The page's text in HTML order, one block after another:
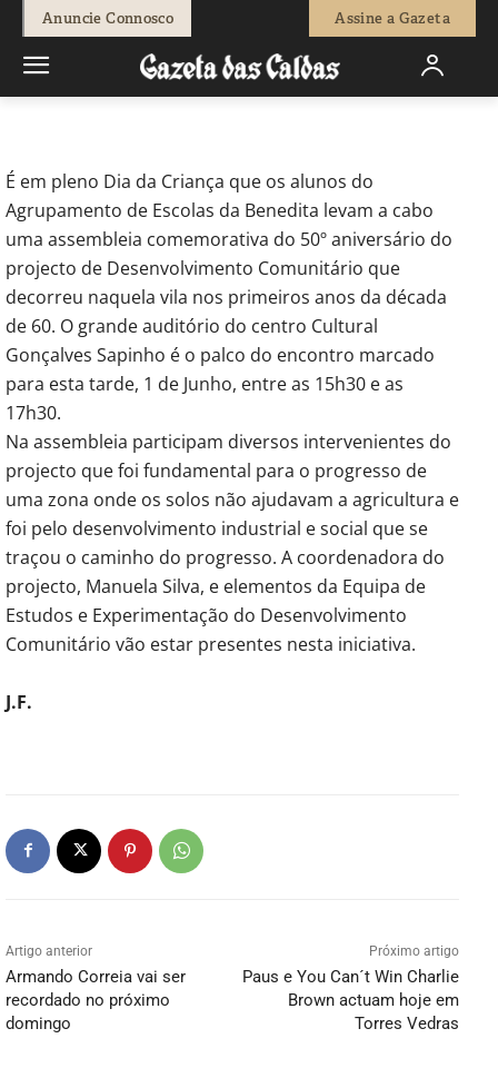
Anuncie Connosco Assine a Gazeta
Redação - 1 de Junho, 2012 0
É em pleno Dia da Criança que os alunos do
Agrupamento de Escolas da Benedita levam a cabo
uma assembleia comemorativa do 50º aniversário do
projecto de Desenvolvimento Comunitário que
decorreu naquela vila nos primeiros anos da década
de 60. O grande auditório do centro Cultural
Gonçalves Sapinho é o palco do encontro marcado
para esta tarde, 1 de Junho, entre as 15h30 e as
17h30.
Na assembleia participam diversos intervenientes do
projecto que foi fundamental para o progresso de
uma zona onde os solos não ajudavam a agricultura e
foi pelo desenvolvimento industrial e social que se
traçou o caminho do progresso. A coordenadora do
projecto, Manuela Silva, e elementos da Equipa de
Estudos e Experimentação do Desenvolvimento
Comunitário vão estar presentes nesta iniciativa.
J.F.
Artigo anterior
Armando Correia vai ser
recordado no próximo
domingo
Próximo artigo
Paus e You Can´t Win Charlie
Brown actuam hoje em
Torres Vedras